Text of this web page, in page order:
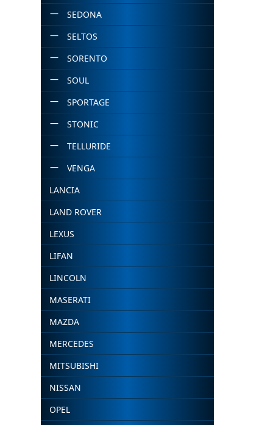
SEDONA
SELTOS
SORENTO
SOUL
SPORTAGE
STONIC
TELLURIDE
VENGA
LANCIA
LAND ROVER
LEXUS
LIFAN
LINCOLN
MASERATI
MAZDA
MERCEDES
MITSUBISHI
NISSAN
OPEL